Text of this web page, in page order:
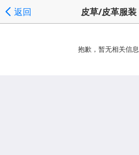
返回 皮草/皮革服装
抱歉，暂无相关信息